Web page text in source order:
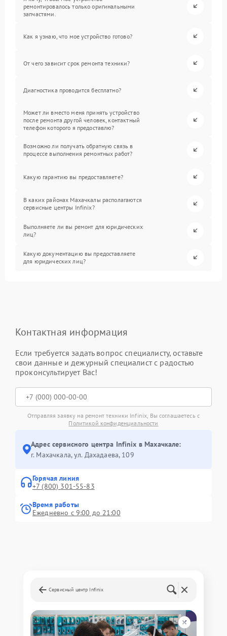
ремонтировалось только оригинальными
запчастями.
Как я узнаю, что мое устройство готово?
От чего зависит срок ремонта техники?
Диагностика проводится бесплатно?
Может ли вместо меня принять устройство
после ремонта другой человек, контактный
телефон которого я предоставлю?
Возможно ли получать обратную связь в
процессе выполнения ремонтных работ?
Какую гарантию вы предоставляете?
В каких районах Махачкалы располагаются
сервисные центры Infinix?
Выполняете ли вы ремонт для юридических
лиц?
Какую документацию вы предоставляете
для юридических лиц?
Контактная информация
Если требуется задать вопрос специалисту, оставьте
свои данные и дежурный специалист с радостью
проконсультирует Вас!
Отправляя заявку на ремонт техники Infinix, Вы соглашаетесь с
Политикой конфиденциальности
Адрес сервисного центра Infinix в Махачкале:
г. Махачкала, ул. Дахадаева, 109
Горячая линия
+7 (800) 301-55-83
Время работы
Ежедневно с 9:00 до 21:00
Сервисный центр Infinix